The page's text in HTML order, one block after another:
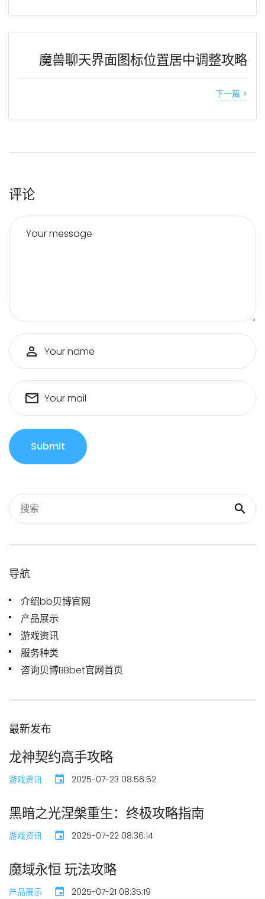
魔兽聊天界面图标位置居中调整攻略
下一篇 >
评论
Your message
Your name
Your mail
Submit
导航
介绍bb贝博官网
产品展示
游戏资讯
服务种类
咨询贝博BBbet官网首页
最新发布
龙神契约高手攻略
游戏资讯 2025-07-23 08:56:52
黑暗之光涅槃重生：终极攻略指南
游戏资讯 2025-07-22 08:36:14
魔域永恒 玩法攻略
产品展示 2025-07-21 08:35:19